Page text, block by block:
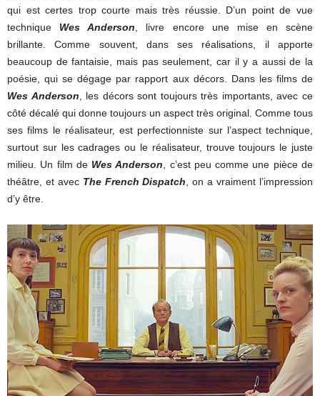
qui est certes trop courte mais très réussie. D’un point de vue
technique Wes Anderson , livre encore une mise en scène
brillante. Comme souvent, dans ses réalisations, il apporte
beaucoup de fantaisie, mais pas seulement, car il y a aussi de la
poésie, qui se dégage par rapport aux décors. Dans les films de
Wes Anderson , les décors sont toujours très importants, avec ce
côté décalé qui donne toujours un aspect très original. Comme tous
ses films le réalisateur, est perfectionniste sur l’aspect technique,
surtout sur les cadrages ou le réalisateur, trouve toujours le juste
milieu. Un film de Wes Anderson , c’est peu comme une pièce de
théâtre, et avec The French Dispatch , on a vraiment l’impression
d’y être.